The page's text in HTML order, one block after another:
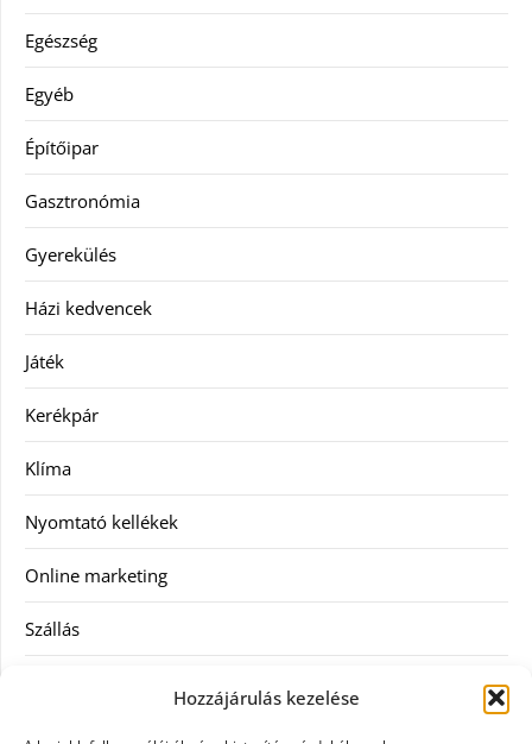
Hozzájárulás kezelése
Egészség
Egyéb
Építőipar
Gasztronómia
Gyerekülés
Házi kedvencek
Játék
Kerékpár
Klíma
Nyomtató kellékek
Online marketing
Szállás
Szellőztető